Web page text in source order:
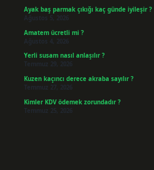
Ayak baş parmak çıkığı kaç günde iyileşir ?
Ağustos 5, 2026
Amatem ücretli mi ?
Ağustos 4, 2026
Yerli susam nasıl anlaşılır ?
Temmuz 29, 2026
Kuzen kaçıncı derece akraba sayılır ?
Temmuz 27, 2026
Kimler KDV ödemek zorundadır ?
Temmuz 25, 2026